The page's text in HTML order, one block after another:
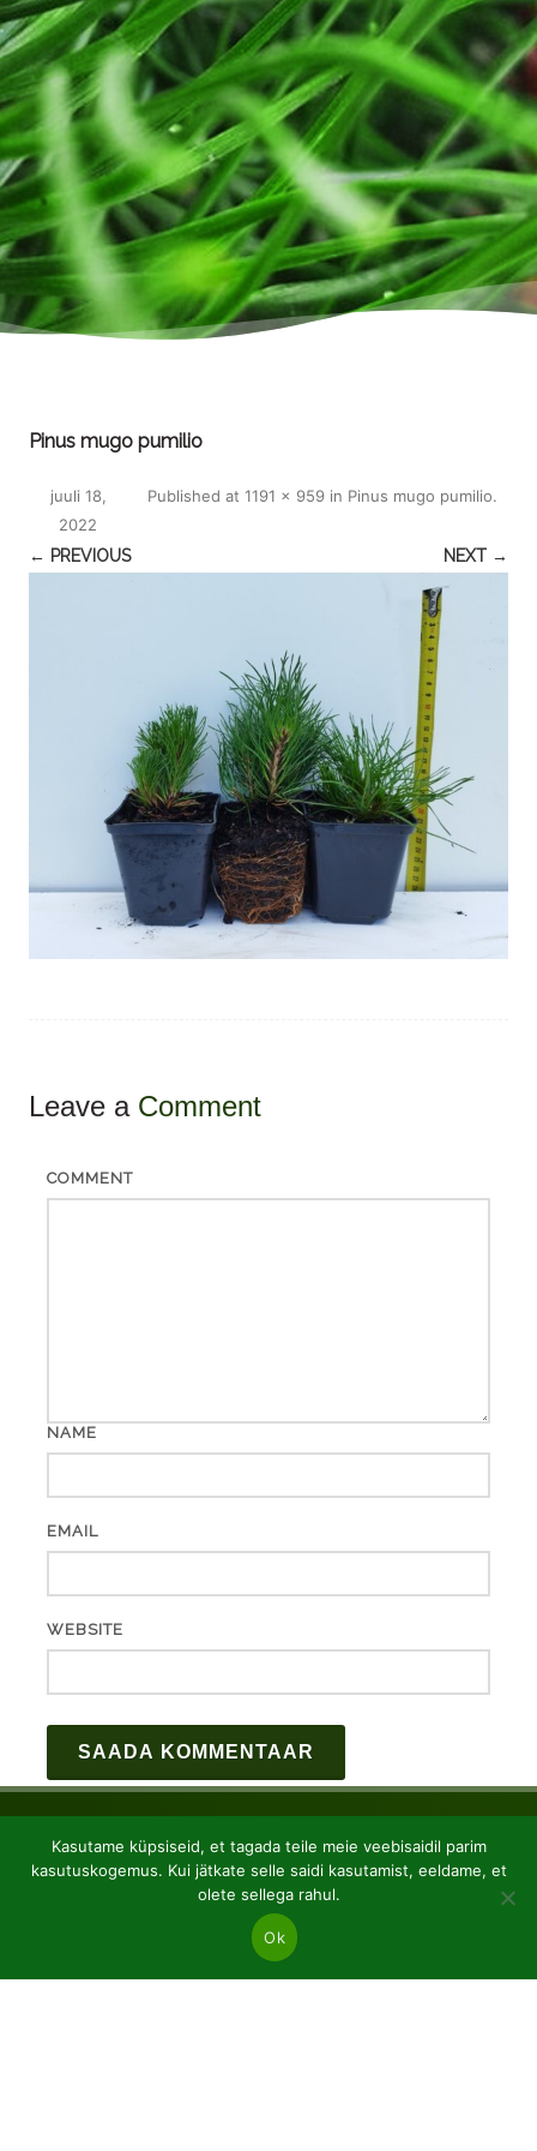
Pinus mugo pumilio
Published
juuli 18,
2022
at 1191 × 959 in Pinus mugo pumilio.
← PREVIOUS NEXT →
Leave a Comment
COMMENT
NAME
EMAIL
WEBSITE
Kasutame küpsiseid, et tagada teile meie veebisaidil parim
kasutuskogemus. Kui jätkate selle saidi kasutamist, eeldame, et
olete sellega rahul.
Ok